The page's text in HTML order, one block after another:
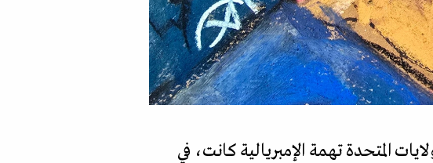
المتحدة تهمة الإمبريالية كانت، في